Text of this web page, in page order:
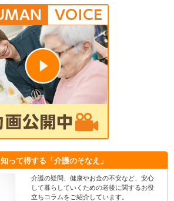
知って得する 「介護のそなえ」
介護の疑問、健康やお金の不安など、安心
して暮らしていくための老後に関するお役
立ちコラムをご紹介しています。